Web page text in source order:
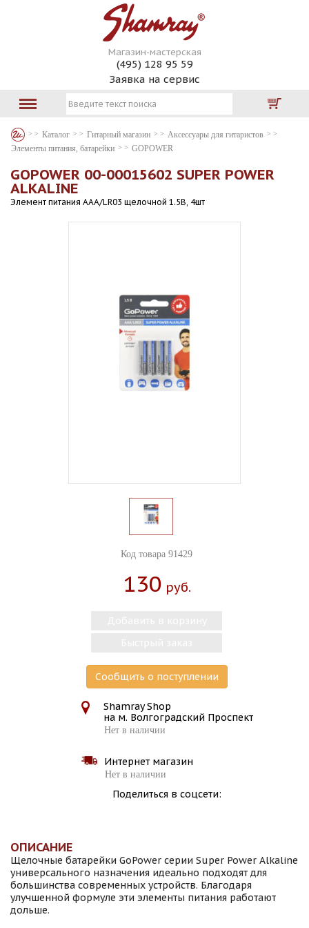
Магазин-мастерская
(495) 128 95 59
Заявка на сервис
Каталог Гитарный магазин
Аксессуары для гитаристов
Элементы питания, батарейки
GOPOWER
GOPOWER 00-00015602 SUPER POWER
ALKALINE
Элемент питания AAA/LR03 щелочной 1.5В, 4шт
Код товара 91429
130 Руб.
Сообщить о поступлении
Shamray Shop
на м. Волгоградский Проспект
Нет в наличии
Интернет магазин
Нет в наличии
Поделиться в соцсети:
ОПИСАНИЕ
Щелочные батарейки GoPower серии Super Power Alkaline
универсального назначения идеально подходят для
большинства современных устройств. Благодаря
улучшенной формуле эти элементы питания работают
дольше.